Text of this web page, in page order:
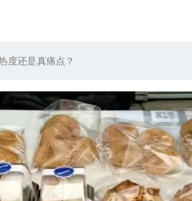
度还是真痛点？